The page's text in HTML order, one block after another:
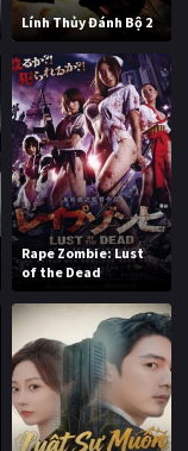
Lính Thủy Đánh Bộ 2
Rape Zombie: Lust
of the Dead